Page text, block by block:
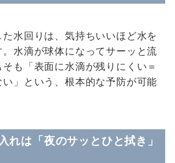
水回りは、気持ちいいほど水を
水滴が球体になってサーッと流
も「表面に水滴が残りにくい＝
」という、根本的な予防が可能
は「夜のサッとひと拭き」